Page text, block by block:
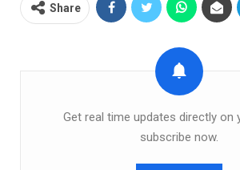
Share
Get real time updates directly on
subscribe now.